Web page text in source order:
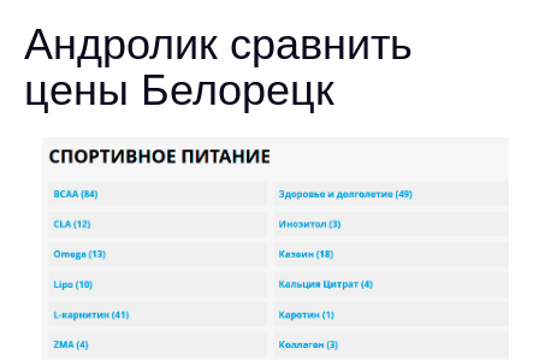
Андролик сравнить
цены Белорецк